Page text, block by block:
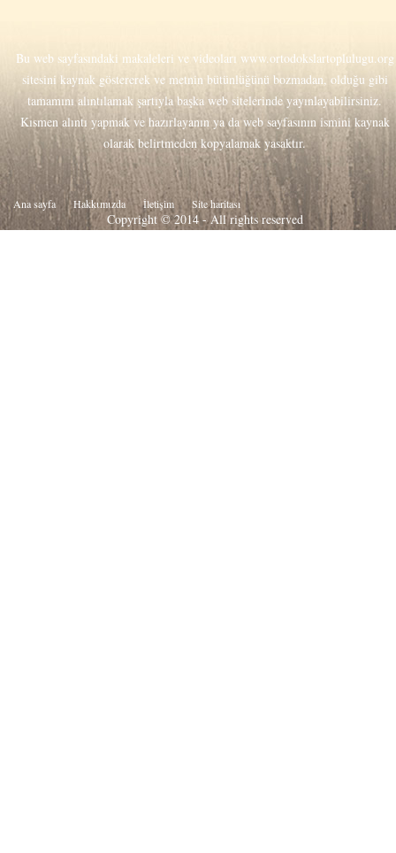
Bu web sayfasındaki makaleleri ve videoları www.ortodokslartoplulugu.org
sitesini kaynak göstererek ve metnin bütünlüğünü bozmadan, olduğu gibi
tamamını alıntılamak şartıyla başka web sitelerinde yayınlayabilirsiniz.
Kısmen alıntı yapmak ve hazırlayanın ya da web sayfasının ismini kaynak
olarak belirtmeden kopyalamak yasaktır.
Ana sayfa Hakkιmιzda İletişim Site haritası
Copyright © 2014 - All rights reserved